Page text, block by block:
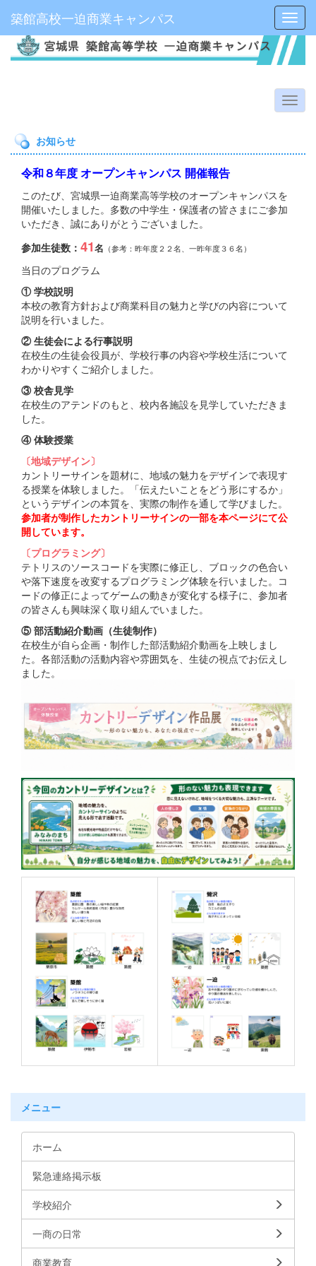
築館高校一迫商業キャンパス
お知らせ
令和８年度 オープンキャンパス 開催報告
このたび、宮城県一迫商業高等学校のオープンキャンパスを
開催いたしました。多数の中学生・保護者の皆さまにご参加
いただき、誠にありがとうございました。
参加生徒数： 41名 （参考：昨年度２２名、一昨年度３６名）
当日のプログラム
① 学校説明
本校の教育方針および商業科目の魅力と学びの内容について
説明を行いました。
② 生徒会による行事説明
在校生の生徒会役員が、学校行事の内容や学校生活について
わかりやすくご紹介しました。
③ 校舎見学
在校生のアテンドのもと、校内各施設を見学していただきま
した。
④ 体験授業
〔地域デザイン〕
カントリーサインを題材に、地域の魅力をデザインで表現す
る授業を体験しました。「伝えたいことをどう形にするか」
というデザインの本質を、実際の制作を通して学びました。
参加者が制作したカントリーサインの一部を本ページにて公
開しています。
〔プログラミング〕
テトリスのソースコードを実際に修正し、ブロックの色合い
や落下速度を改変するプログラミング体験を行いました。コ
ードの修正によってゲームの動きが変化する様子に、参加者
の皆さんも興味深く取り組んでいました。
⑤ 部活動紹介動画（生徒制作）
在校生が自ら企画・制作した部活動紹介動画を上映しまし
た。各部活動の活動内容や雰囲気を、生徒の視点でお伝えし
ました。
メニュー
ホーム
緊急連絡掲示板
学校紹介
一商の日常
商業教育